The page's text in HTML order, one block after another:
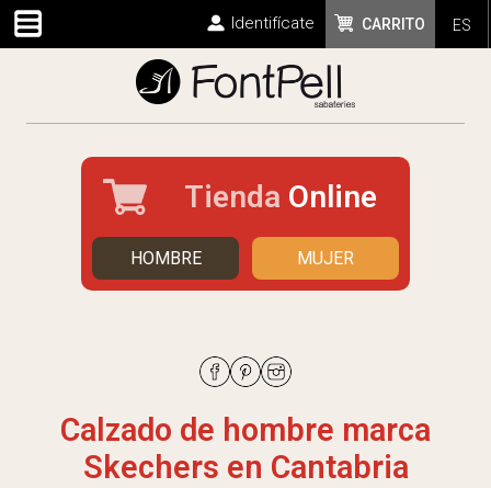
ES
CARRITO
Identifícate
Tienda Online
HOMBRE MUJER
Calzado de hombre marca
Skechers en Cantabria